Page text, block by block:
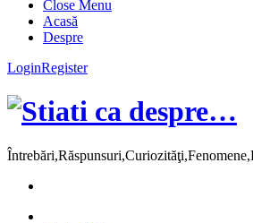
Close Menu
Acasă
Despre
LoginRegister